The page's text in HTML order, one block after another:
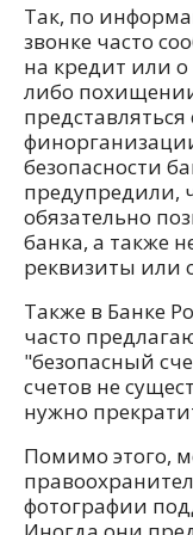
Так, по
звонке часто
на кредит или
либо
безопасности
предупредили,
обязательно
банка, а также
реквизиты или
Также в Банке
часто
"безопасный
счетов не
нужно
Помимо этого,
фотографии